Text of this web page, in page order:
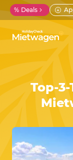
% Deals
Top-